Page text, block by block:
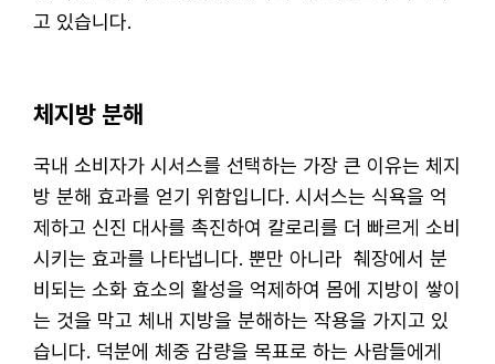
고 있습니다.
체지방 분해
국내 소비자가 시서스를 선택하는 가장 큰 이유는 체지
방 분해 효과를 얻기 위함입니다. 시서스는 식욕을 억
제하고 신진 대사를 촉진하여 칼로리를 더 빠르게 소비
시키는 효과를 나타냅니다. 뿐만 아니라 췌장에서 분
비되는 소화 효소의 활성을 억제하여 몸에 지방이 쌓이
는 것을 막고 체내 지방을 분해하는 작용을 가지고 있
습니다. 덕분에 체중 감량을 목표로 하는 사람들에게